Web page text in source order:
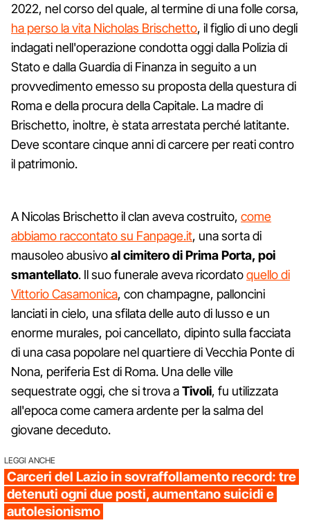
2022, nel corso del quale, al termine di una folle corsa,
ha perso la vita Nicholas Brischetto, il figlio di uno degli
indagati nell'operazione condotta oggi dalla Polizia di
Stato e dalla Guardia di Finanza in seguito a un
provvedimento emesso su proposta della questura di
Roma e della procura della Capitale. La madre di
Brischetto, inoltre, è stata arrestata perché latitante.
Deve scontare cinque anni di carcere per reati contro
il patrimonio.
A Nicolas Brischetto il clan aveva costruito, come
abbiamo raccontato su Fanpage.it, una sorta di
mausoleo abusivoal cimitero di Prima Porta, poi
smantellato. Il suo funerale aveva ricordatoquello di
Vittorio Casamonica, con champagne, palloncini
lanciati in cielo, una sfilata delle auto di lusso e un
enorme murales, poi cancellato, dipinto sulla facciata
di una casa popolare nel quartiere di Vecchia Ponte di
Nona, periferia Est di Roma. Una delle ville
sequestrate oggi, che si trova aTivoli, fu utilizzata
all'epoca come camera ardente per la salma del
giovane deceduto.
LEGGI ANCHE
Carceri del Lazio in sovraffollamento record: tre
detenuti ogni due posti, aumentano suicidi e
autolesionismo